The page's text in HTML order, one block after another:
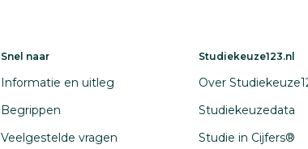
Snel naar
Informatie en uitleg
Begrippen
Veelgestelde vragen
Studiekeuze123.nl
Over
Studiekeuzedata
Studie in Cijfers®